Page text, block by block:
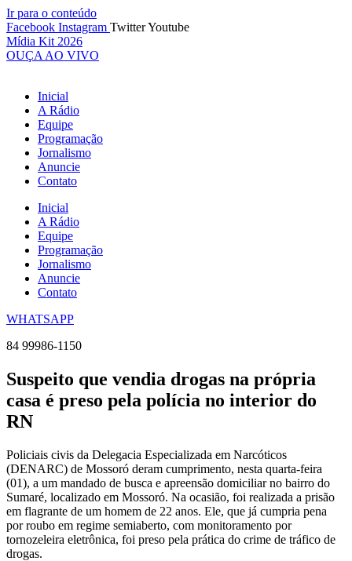
Ir para o conteúdo
Facebook Instagram TwitterYoutube
Mídia Kit 2026
OUÇA AO VIVO
Inicial
A Rádio
Equipe
Programação
Jornalismo
Anuncie
Contato
Inicial
A Rádio
Equipe
Programação
Jornalismo
Anuncie
Contato
WHATSAPP
84 99986-1150
Suspeito que vendia drogas na própria
casa é preso pela polícia no interior do
RN
Policiais civis da Delegacia Especializada em Narcóticos
(DENARC) de Mossoró deram cumprimento, nesta quarta-feira
(01), a um mandado de busca e apreensão domiciliar no bairro do
Sumaré, localizado em Mossoró. Na ocasião, foi realizada a prisão
em flagrante de um homem de 22 anos. Ele, que já cumpria pena
por roubo em regime semiaberto, com monitoramento por
tornozeleira eletrônica, foi preso pela prática do crime de tráfico de
drogas.